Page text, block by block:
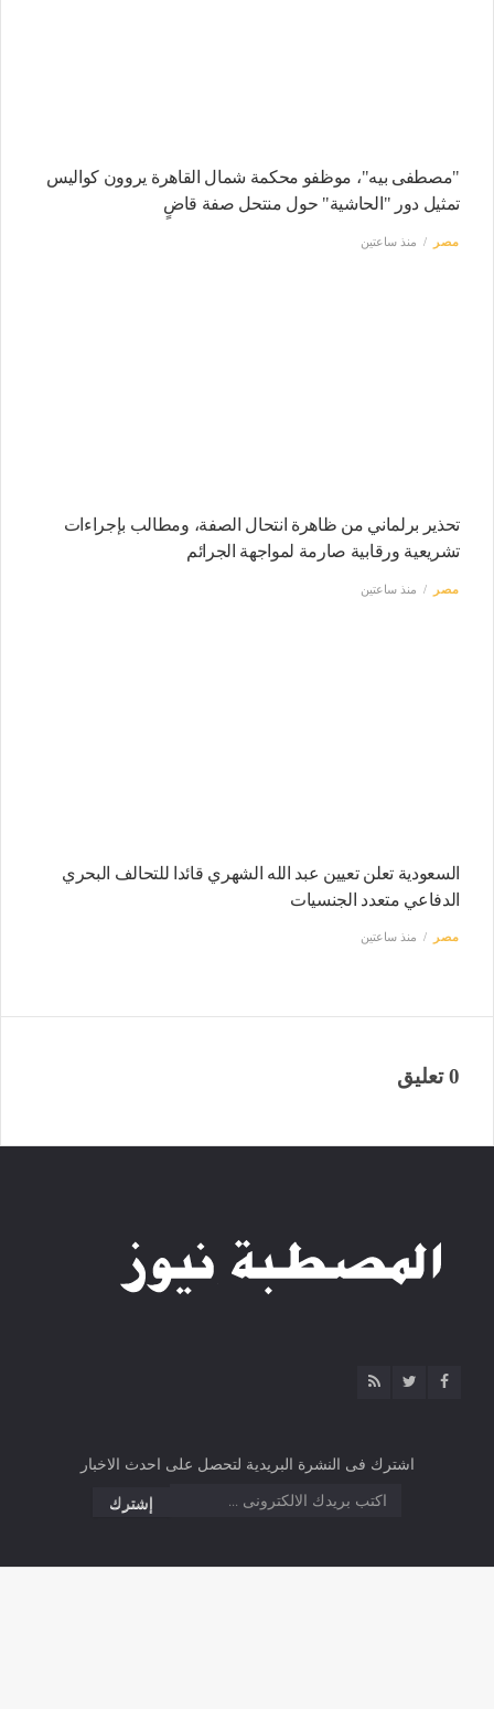
"مصطفى بيه"، موظفو محكمة شمال القاهرة يروون كواليس
تمثيل دور "الحاشية" حول منتحل صفة قاضٍ
مصر منذ ساعتين
تحذير برلماني من ظاهرة انتحال الصفة، ومطالب بإجراءات
تشريعية ورقابية صارمة لمواجهة الجرائم
مصر منذ ساعتين
السعودية تعلن تعيين عبد الله الشهري قائدا للتحالف البحري
الدفاعي متعدد الجنسيات
مصر منذ ساعتين
0 تعليق
اشترك فى النشرة البريدية لتحصل على احدث الاخبار